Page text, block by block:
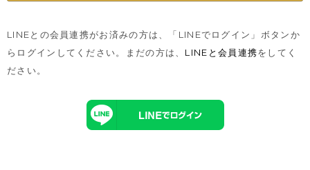
LINEとの会員連携がお済みの方は、「LINEでログイン」ボタンか
らログインしてください。まだの方は、 LINEと会員連携をしてく
ださい。